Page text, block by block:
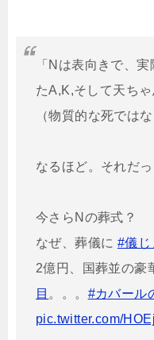
「Nは表向きで、
たA,K,そして天ちゃ
（物質的な死では
なるほど。それだ
今さらNの葬式？
なぜ、葬儀に #儀じ
2億円、国葬並の豪
目 。。。 #カバール
pic.twitter.com/